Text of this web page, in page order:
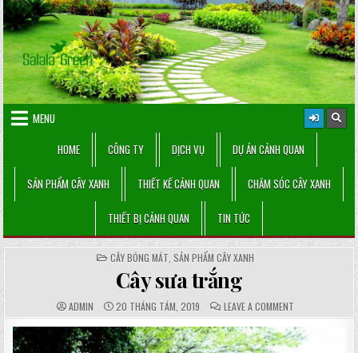
Skip
to
content
MENU
HOME
CÔNG TY DỊCH VỤ DỰ ÁN CẢNH QUAN
SẢN PHẨM CÂY XANH THIẾT KẾ CẢNH QUAN CHĂM SÓC CÂY XANH
THIẾT BỊ CẢNH QUAN TIN TỨC
POSTED
IN
CÂY BÓNG MÁT SẢN PHẨM CÂY XANH
Cây sưa trắng
AUTHOR:
ADMIN PUBLISHED
DATE:
20 THÁNG TÁM, 2019 COMMENTS:
LEAVE A COMMENTON
CÂY
SƯA
TRẮNG